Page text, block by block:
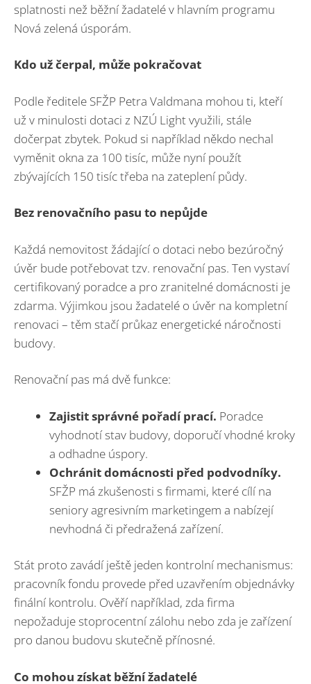
splatnosti než běžní žadatelé v hlavním programu
Nová zelená úsporám.
Kdo už čerpal, může pokračovat
Podle ředitele SFŽP Petra Valdmana mohou ti, kteří
už v minulosti dotaci z NZÚ Light využili, stále
dočerpat zbytek. Pokud si například někdo nechal
vyměnit okna za 100 tisíc, může nyní použít
zbývajících 150 tisíc třeba na zateplení půdy.
Bez renovačního pasu to nepůjde
Každá nemovitost žádající o dotaci nebo bezúročný
úvěr bude potřebovat tzv. renovační pas. Ten vystaví
certifikovaný poradce a pro zranitelné domácnosti je
zdarma. Výjimkou jsou žadatelé o úvěr na kompletní
renovaci – těm stačí průkaz energetické náročnosti
budovy.
Renovační pas má dvě funkce:
Zajistit správné pořadí prací. Poradce
vyhodnotí stav budovy, doporučí vhodné kroky
a odhadne úspory.
Ochránit domácnosti před podvodníky.
SFŽP má zkušenosti s firmami, které cílí na
seniory agresivním marketingem a nabízejí
nevhodná či předražená zařízení.
Stát proto zavádí ještě jeden kontrolní mechanismus:
pracovník fondu provede před uzavřením objednávky
finální kontrolu. Ověří například, zda firma
nepožaduje stoprocentní zálohu nebo zda je zařízení
pro danou budovu skutečně přínosné.
Co mohou získat běžní žadatelé